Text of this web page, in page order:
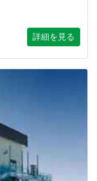
詳細を見る